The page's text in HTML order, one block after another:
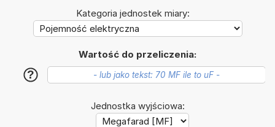
Kategoria jednostek miary:
Wartość do przeliczenia:
?
Jednostka wyjściowa: